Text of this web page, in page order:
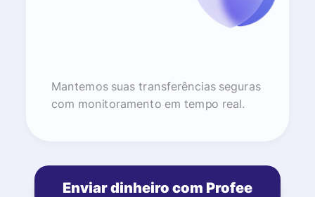
Mantemos suas transferências seguras
com monitoramento em tempo real.
Enviar dinheiro com Profee